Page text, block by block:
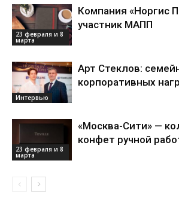
23 февраля и 8
марта
Компания «Норгис
участник МАПП
Интервью
Арт Стеклов:
корпоративных
23 февраля и 8
марта
«Москва-Сити» —
конфет ручной